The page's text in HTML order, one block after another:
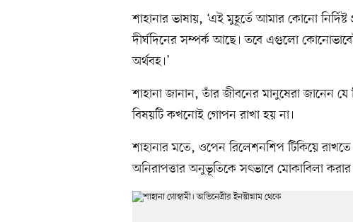
শাহানার ভাষায়, ‘এই মুহূর্তে আমার কোনো
দীর্ঘদিনের সম্পর্ক আছে। তবে এগুলো
অর্থবহ।’
শাহানা জানান, তাঁর জীবনের মানুষেরা জানেন
বিষয়টি কখনোই গোপন রাখা হয় না।
শাহানার মতে, ওপেন রিলেশনশিপ টিকিয়ে
অনিরাপত্তার অনুভূতিকে সৎভাবে মোকাবিলা